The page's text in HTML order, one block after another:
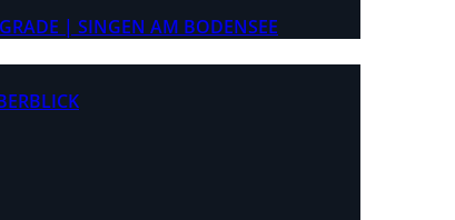
| SINGEN AM BODENSEE